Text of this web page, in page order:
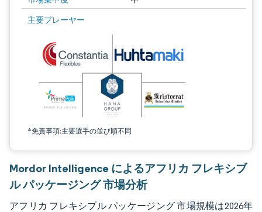
主要プレーヤー
*免責事項:主要選手の並び順不同
画像 © Mordor Intelligence。再利用にはCC BY 4.0の表示が必要です。
Mordor Intelligence によるアフリカ フレキシブ
ル パッケージング 市場分析
アフリカ フレキシブル パッケージング 市場規模は2026年